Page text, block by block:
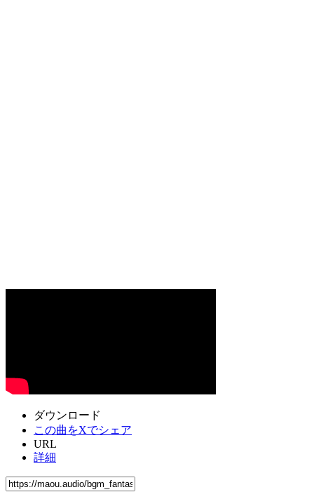
ダウンロード
この曲をXでシェア
URL
詳細